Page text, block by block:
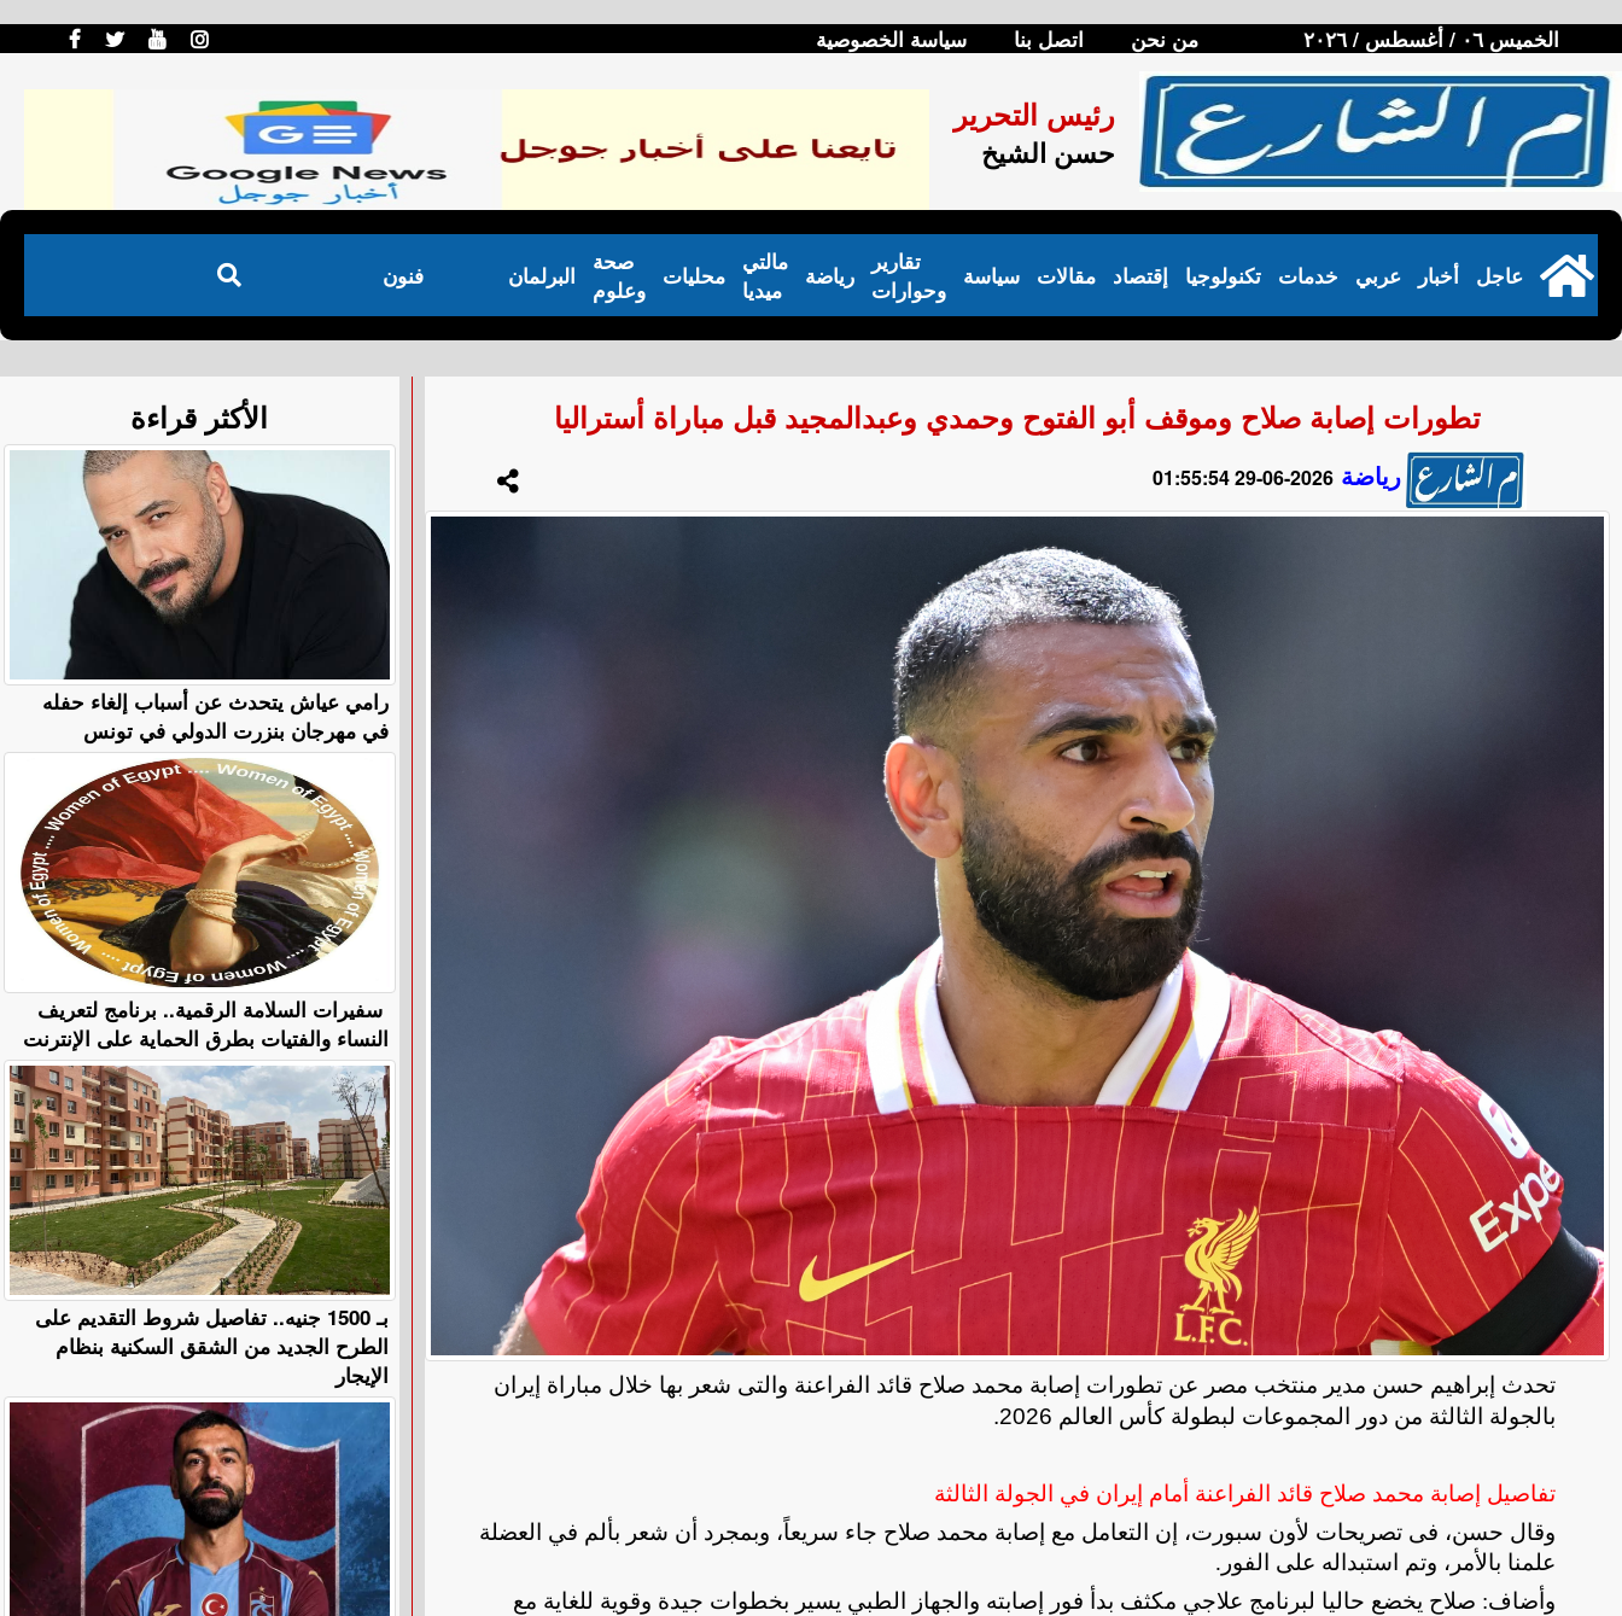
الخميس ٠٦ / أغسطس / ٢٠٢٦ من نحن اتصل بنا سياسة الخصوصية
رئيس التحرير
حسن الشيخ
فنون البرلمان
صحة
وعلوم
محليات
مالتي
ميديا
رياضة
تقارير
وحوارات
سياسة مقالات إقتصاد تكنولوجيا خدمات عربي أخبار عاجل
تطورات إصابة صلاح وموقف أبو الفتوح وحمدي وعبدالمجيد قبل مباراة أستراليا
رياضة 2026-06-29 01:55:54
تحدث إبراهيم حسن مدير منتخب مصر عن تطورات إصابة محمد صلاح قائد الفراعنة والتى شعر بها خلال مباراة إيران
بالجولة الثالثة من دور المجموعات لبطولة كأس العالم 2026.
تفاصيل إصابة محمد صلاح قائد الفراعنة أمام إيران في الجولة الثالثة
وقال حسن، فى تصريحات لأون سبورت، إن التعامل مع إصابة محمد صلاح جاء سريعاً، وبمجرد أن شعر بألم في العضلة
علمنا بالأمر، وتم استبداله على الفور .
وأضاف: صلاح يخضع حاليا لبرنامج علاجي مكثف بدأ فور إصابته والجهاز الطبي يسير بخطوات جيدة وقوية للغاية مع
الأكثر قراءة
رامي عياش يتحدث عن أسباب إلغاء حفله
في مهرجان بنزرت الدولي في تونس
سفيرات السلامة الرقمية.. برنامج لتعريف
النساء والفتيات بطرق الحماية على الإنترنت
بـ 1500 جنيه.. تفاصيل شروط التقديم على
الطرح الجديد من الشقق السكنية بنظام
الإيجار